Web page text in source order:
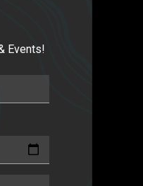
Events!